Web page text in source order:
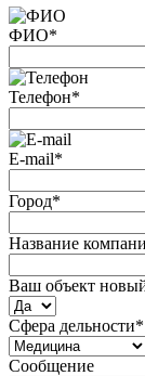
ФИО*
Телефон*
E-mail*
Город*
Название
Ваш объект
Сфера дельности*
Сообщение